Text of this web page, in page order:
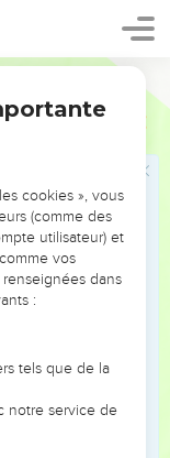
nos fautes comme
en vie, à nous
à désobéir à
encore
nous et nous
tu as
encore vivants.
fautes. Et
cookies », vous
(comme des
utilisateur) et
vos
dans
:
tels que de la
notre service de